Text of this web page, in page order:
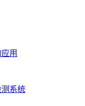
用
系统